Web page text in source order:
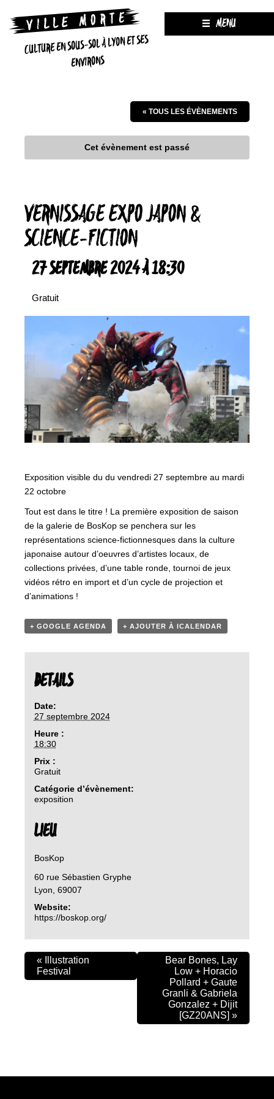
CULTURE EN SOUS-SOL À LYON ET SES
ENVIRONS
MENU
« TOUS LES ÉVÈNEMENTS
Cet évènement est passé
VERNISSAGE EXPO JAPON &
SCIENCE-FICTION
27 SEPTEMBRE 2024 À 18:30
Gratuit
Exposition visible du du vendredi 27 septembre au mardi
22 octobre
Tout est dans le titre ! La première exposition de saison
de la galerie de BosKop se penchera sur les
représentations science-fictionnesques dans la culture
japonaise autour d’oeuvres d’artistes locaux, de
collections privées, d’une table ronde, tournoi de jeux
vidéos rétro en import et d’un cycle de projection et
d’animations !
+ GOOGLE AGENDA + AJOUTER À ICALENDAR
DETAILS
Date:
27 septembre 2024
Heure :
18:30
Prix :
Gratuit
Catégorie d’évènement:
exposition
LIEU
BosKop
60 rue Sébastien Gryphe
Lyon 69007
Website:
https://boskop.org/
« Illustration
Festival
Bear Bones, Lay
Low + Horacio
Pollard + Gaute
Granli & Gabriela
Gonzalez + Dijit
[GZ20ANS] »